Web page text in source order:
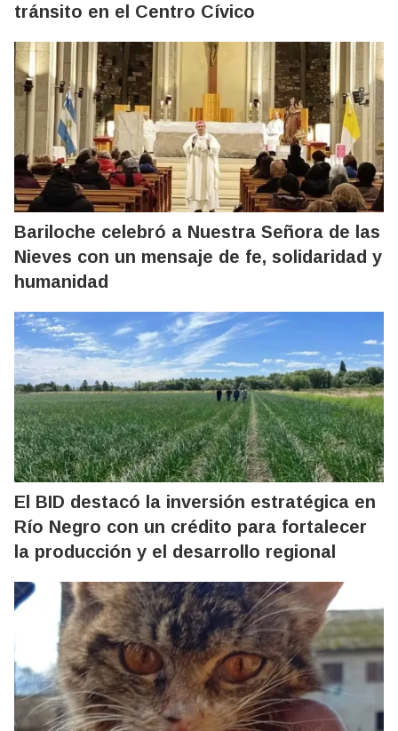
tránsito en el Centro Cívico
Bariloche celebró a Nuestra Señora de las
Nieves con un mensaje de fe, solidaridad y
humanidad
El BID destacó la inversión estratégica en
Río Negro con un crédito para fortalecer
la producción y el desarrollo regional